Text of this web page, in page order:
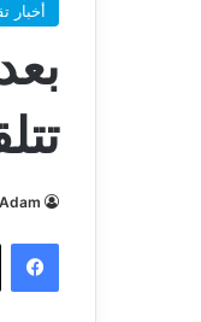
أخبار
Adam